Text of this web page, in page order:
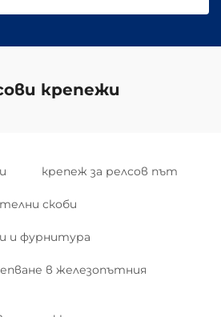
крепежи
крепеж за релсов път
скоби
и фурнитура
в железопътния